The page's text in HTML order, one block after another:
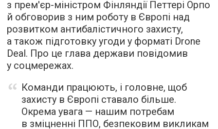
з прем'єр-міністром Фінляндії Петтері Орпо
й обговорив з ним роботу в Європі над
розвитком антибалістичного захисту,
а також підготовку угоди у форматі Drone
Deal. Про це глава держави повідомив
у соцмережах.
Команди працюють, і головне, щоб
захисту в Європі ставало більше.
Окрема увага — нашим потребам
в зміцненні ППО, безпековим викликам